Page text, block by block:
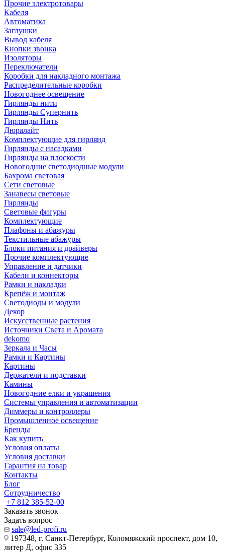
Прочие электротовары
Кабеля
Автоматика
Заглушки
Вывод кабеля
Кнопки звонка
Изоляторы
Переключатели
Коробки для накладного монтажа
Распределительные коробки
Новогоднее освещение
Гирлянды нити
Гирлянды Супернить
Гирлянды Нить
Дюралайт
Комплектующие для гирлянд
Гирлянды с насадками
Гирлянды на плоскости
Новогодние светодиодные модули
Бахрома световая
Сети световые
Занавесы световые
Гирлянды
Световые фигуры
Комплектующие
Плафоны и абажуры
Текстильные абажуры
Блоки питания и драйверы
Прочие комплектующие
Управление и датчики
Кабели и коннекторы
Рамки и накладки
Крепёж и монтаж
Светодиоды и модули
Декор
Искусственные растения
Источники Света и Аромата
dekomo
Зеркала и Часы
Рамки и Картины
Картины
Держатели и подставки
Камины
Новогодние елки и украшения
Системы управления и автоматизации
Диммеры и контроллеры
Промышленное освещение
Бренды
Как купить
Условия оплаты
Условия доставки
Гарантия на товар
Контакты
Блог
Сотрудничество
+7 812 385-52-00
Заказать звонок
Задать вопрос
sale@led-profi.ru
197348, г. Санкт-Петербург, Коломяжский проспект, дом 10,
литер Д, офис 335